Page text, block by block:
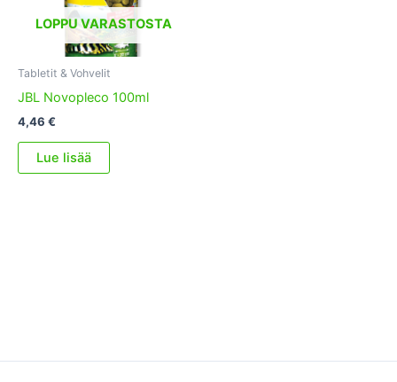
LOPPU VARASTOSTA
Tabletit & Vohvelit
JBL Novopleco 100ml
4,46 €
Lue lisää